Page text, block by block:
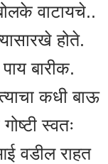
वाटायचे..
होते.
बारीक.
कधी बाऊ
स्वतः
वडील राहत